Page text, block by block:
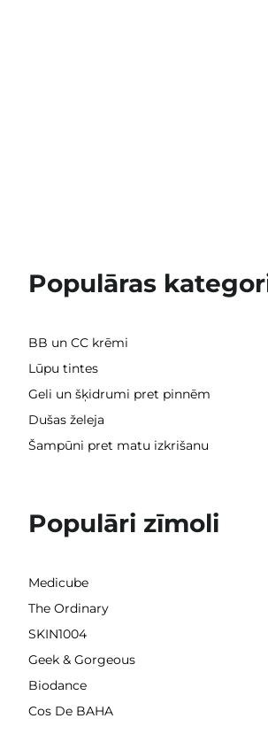
Populāras
BB un CC krēmi
Lūpu tintes
Geli un šķidrumi pret pinnēm
Dušas želeja
Šampūni pret matu izkrišanu
Populāri zīmoli
Medicube
The Ordinary
SKIN1004
Geek & Gorgeous
Biodance
Cos De BAHA